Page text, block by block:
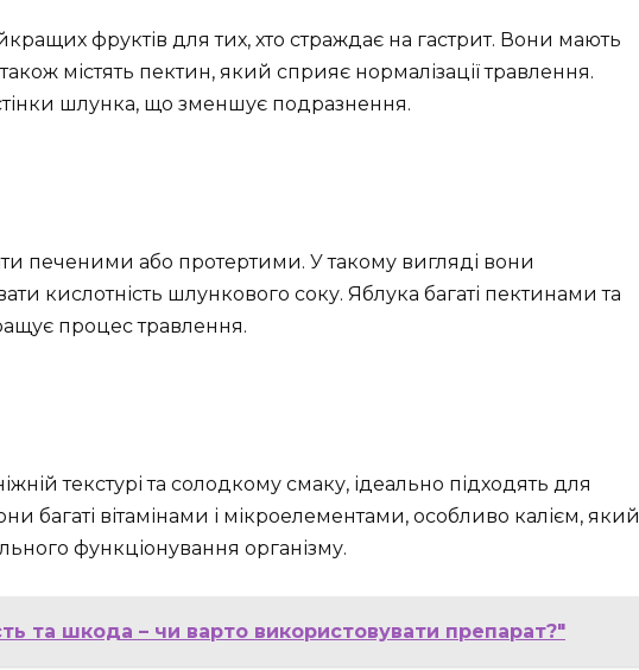
фруктів для тих, хто страждає на гастрит. Вони мають
містять пектин, який сприяє нормалізації травлення.
шлунка, що зменшує подразнення.
печеними або протертими. У такому вигляді вони
кислотність шлункового соку. Яблука багаті пектинами та
процес травлення.
текстурі та солодкому смаку, ідеально підходять для
багаті вітамінами і мікроелементами, особливо калієм, який
функціонування організму.
та шкода – чи варто використовувати препарат?"